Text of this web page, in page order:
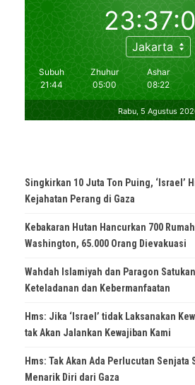
Singkirkan 10 Juta Ton Puing, ‘Israel’
Kejahatan Perang di Gaza
Kebakaran Hutan Hancurkan 700
Washington, 65.000 Orang Dievakuasi
Wahdah Islamiyah dan Paragon
Keteladanan dan Kebermanfaatan
Hms: Jika ‘Israel’ tidak Laksanakan
tak Akan Jalankan Kewajiban Kami
Hms: Tak Akan Ada Perlucutan Senjata
Menarik Diri dari Gaza